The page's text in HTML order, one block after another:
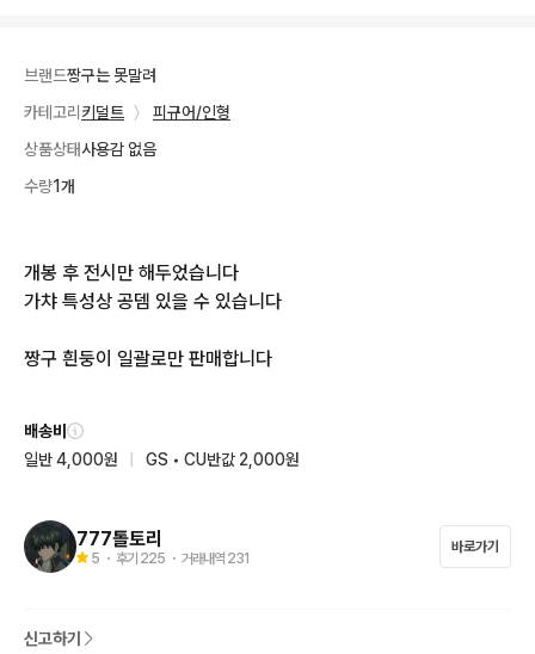
브랜드짱구는 못말려
카테고리 키덜트 〉
피규어/인형
상품상태사용감 없음
수량1개
개봉 후 전시만 해두었습니다
가챠 특성상 공뎀 있을 수 있습니다
짱구 흰둥이 일괄로만 판매합니다
배송비
일반 4,000원
GS • CU반값 2,000원
777톨토리
5 ・ 후기 225 ・ 거래내역 231
바로가기
신고하기